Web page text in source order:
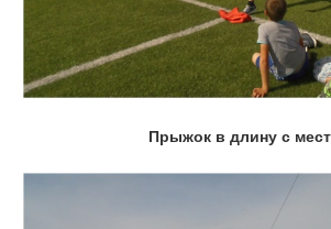
Прыжок в длину с